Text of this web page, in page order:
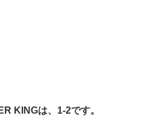
KINGは、1-2です。